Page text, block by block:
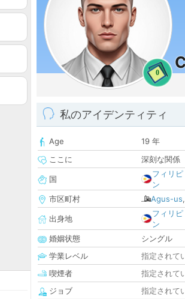
0
私のアイデンティティ
Age
19 年
ここに
深刻な関係
国
フィリピ
ン
市区町村
Agus-us,
出身地
フィリピ
ン
婚姻状態
シングル
学業レベル
指定されて
喫煙者
指定されて
ジョブ
指定されて